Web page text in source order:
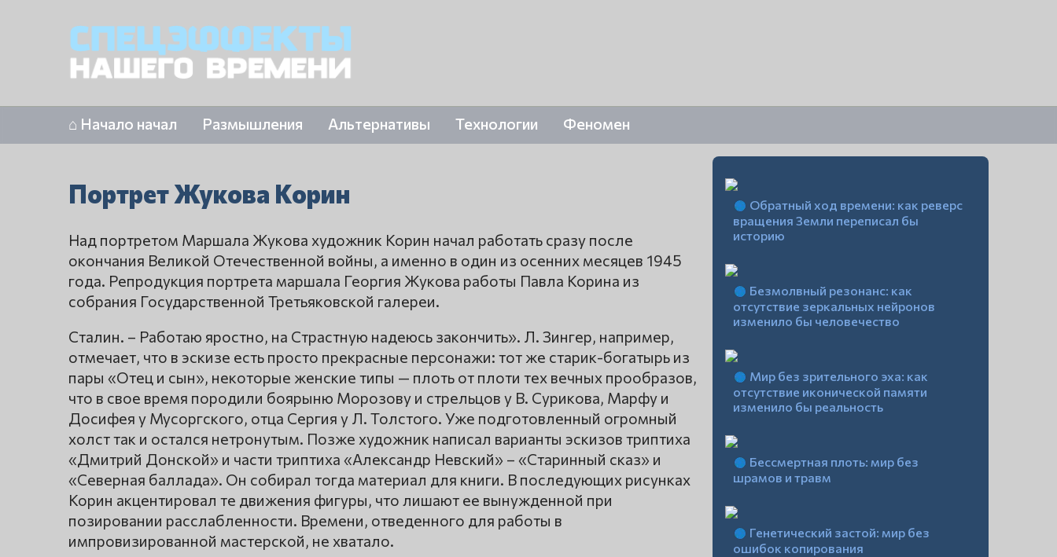
⌂ Начало начал Размышления Альтернативы Технологии Феномен
Портрет Жукова Корин
Над портретом Маршала Жукова художник Корин начал работать сразу после
окончания Великой Отечественной войны, а именно в один из осенних месяцев 1945
года. Репродукция портрета маршала Георгия Жукова работы Павла Корина из
собрания Государственной Третьяковской галереи.
Сталин. – Работаю яростно, на Страстную надеюсь закончить». Л. Зингер, например,
отмечает, что в эскизе есть просто прекрасные персонажи: тот же старик-богатырь из
пары «Отец и сын», некоторые женские типы — плоть от плоти тех вечных прообразов,
что в свое время породили боярыню Морозову и стрельцов у В. Сурикова, Марфу и
Досифея у Мусоргского, отца Сергия у Л. Толстого. Уже подготовленный огромный
холст так и остался нетронутым. Позже художник написал варианты эскизов триптиха
«Дмитрий Донской» и части триптиха «Александр Невский» – «Старинный сказ» и
«Северная баллада». Он собирал тогда материал для книги. В последующих рисунках
Корин акцентировал те движения фигуры, что лишают ее вынужденной при
позировании расслабленности. Времени, отведенного для работы в
импровизированной мастерской, не хватало.
Обратный ход времени: как реверс
вращения Земли переписал бы
историю
Безмолвный резонанс: как
отсутствие зеркальных нейронов
изменило бы человечество
Мир без зрительного эха: как
отсутствие иконической памяти
изменило бы реальность
Бессмертная плоть: мир без
шрамов и травм
Генетический застой: мир без
ошибок копирования